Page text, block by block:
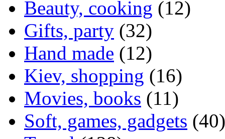
Beauty, cooking (12)
Gifts, party (32)
Hand made (12)
Kiev, shopping (16)
Movies, books (11)
Soft, games, gadgets (40)